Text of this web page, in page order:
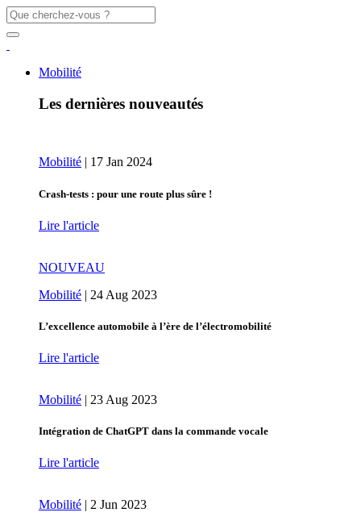
Mobilité
Les dernières nouveautés
Mobilité | 17 Jan 2024
Crash-tests : pour une route plus sûre !
Lire l'article
NOUVEAU
Mobilité | 24 Aug 2023
L’excellence automobile à l’ère de l’électromobilité
Lire l'article
Mobilité | 23 Aug 2023
Intégration de ChatGPT dans la commande vocale
Lire l'article
Mobilité 2 Jun 2023